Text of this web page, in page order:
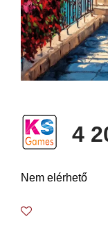
4
Nem elérhető